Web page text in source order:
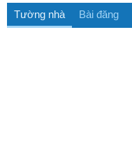
Tường nhà Bài đăng